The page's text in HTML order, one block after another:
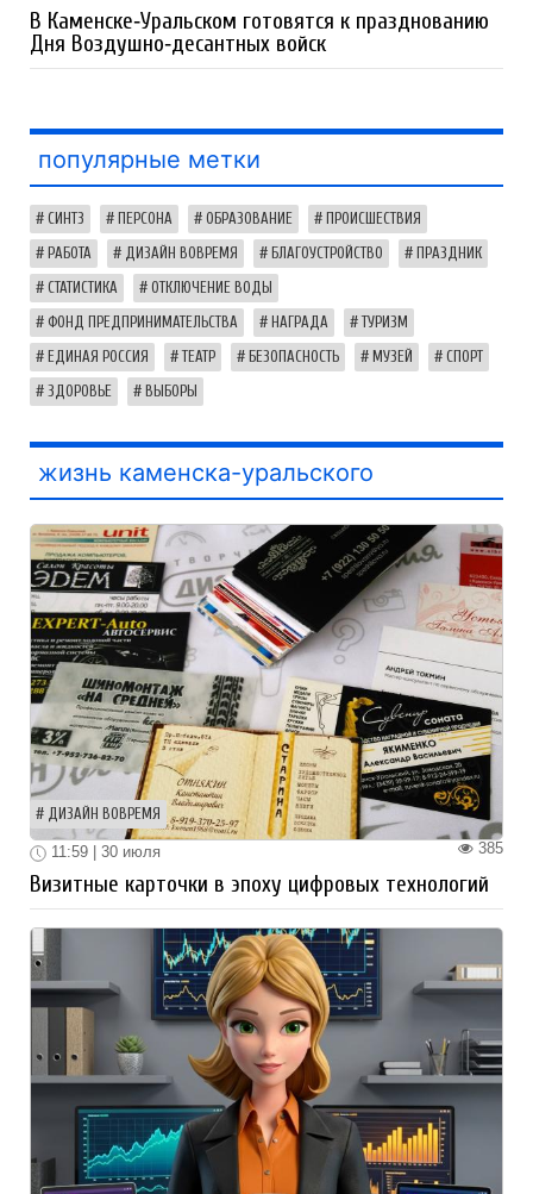
В Каменске‑Уральском готовятся к празднованию
Дня Воздушно‑десантных войск
популярные метки
СИНТЗ ПЕРСОНА ОБРАЗОВАНИЕ ПРОИСШЕСТВИЯ
РАБОТА ДИЗАЙН ВОВРЕМЯ БЛАГОУСТРОЙСТВО ПРАЗДНИК
СТАТИСТИКА ОТКЛЮЧЕНИЕ ВОДЫ
ФОНД ПРЕДПРИНИМАТЕЛЬСТВА НАГРАДА ТУРИЗМ
ЕДИНАЯ РОССИЯ ТЕАТР БЕЗОПАСНОСТЬ МУЗЕЙ СПОРТ
ЗДОРОВЬЕ ВЫБОРЫ
жизнь каменска-уральского
ДИЗАЙН ВОВРЕМЯ
385
11:59 | 30 июля
Визитные карточки в эпоху цифровых технологий